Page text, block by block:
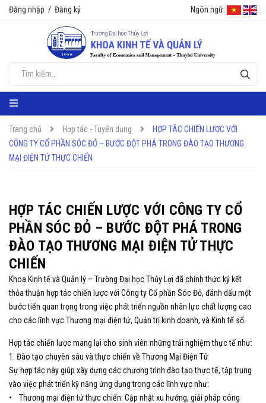
Đăng nhập / Đăng ký Ngôn ngữ:
Trang chủ Hợp tác - Tuyển dụng
HỢP TÁC CHIẾN LƯỢC VỚI
CÔNG TY CỔ PHẦN SÓC ĐỎ – BƯỚC ĐỘT PHÁ TRONG ĐÀO TẠO THƯƠNG
MẠI ĐIỆN TỬ THỰC CHIẾN
HỢP TÁC CHIẾN LƯỢC VỚI CÔNG TY CỔ
PHẦN SÓC ĐỎ – BƯỚC ĐỘT PHÁ TRONG
ĐÀO TẠO THƯƠNG MẠI ĐIỆN TỬ THỰC
CHIẾN
Khoa Kinh tế và Quản lý – Trường Đại học Thủy Lợi đã chính thức ký kết
thỏa thuận hợp tác chiến lược với Công ty Cổ phần Sóc Đỏ, đánh dấu một
bước tiến quan trọng trong việc phát triển nguồn nhân lực chất lượng cao
cho các lĩnh vực Thương mại điện tử, Quản trị kinh doanh, và Kinh tế số.
Hợp tác chiến lược mang lại cho sinh viên những trải nghiệm thực tế như:
1. Đào tạo chuyên sâu và thực chiến về Thương Mại Điện Tử
Sự hợp tác này giúp xây dựng các chương trình đào tạo thực tế, tập trung
vào việc phát triển kỹ năng ứng dụng trong các lĩnh vực như:
• Thương mại điện tử thực chiến: Cập nhật xu hướng, giải pháp công